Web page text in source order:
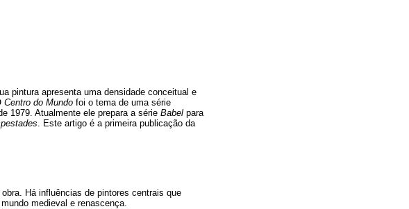
pintura apresenta uma densidade conceitual e
Centro do Mundo foi o tema de uma série
1979. Atualmente ele prepara a série Babel para
. Este artigo é a primeira publicação da
Há influências de pintores centrais que
medieval e renascença.